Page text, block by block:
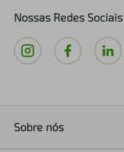
Nossas Redes Sociais
Sobre nós